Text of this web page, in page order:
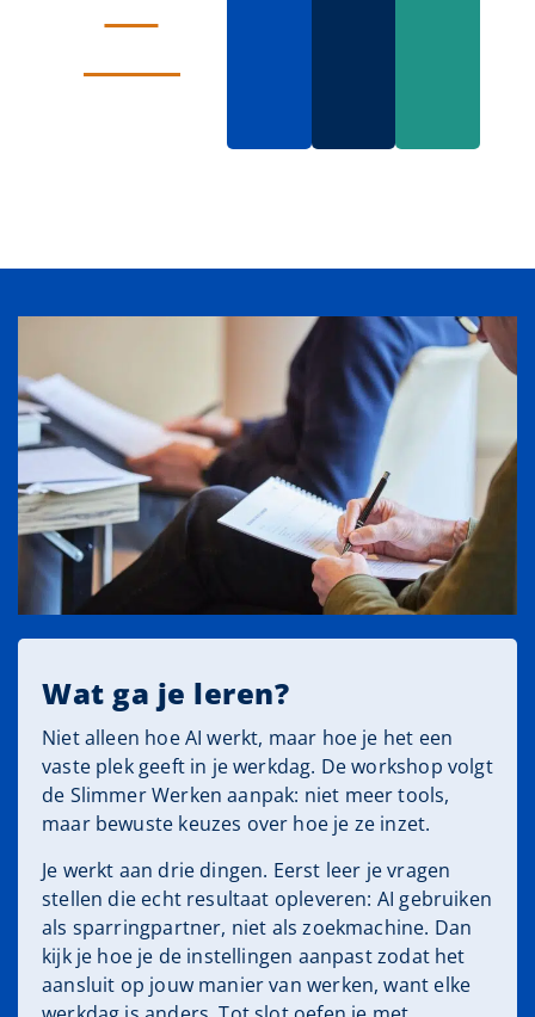
Wat ga je leren?
Niet alleen hoe AI werkt, maar hoe je het een
vaste plek geeft in je werkdag. De workshop volgt
de Slimmer Werken aanpak: niet meer tools,
maar bewuste keuzes over hoe je ze inzet.
Je werkt aan drie dingen. Eerst leer je vragen
stellen die echt resultaat opleveren: AI gebruiken
als sparringpartner, niet als zoekmachine. Dan
kijk je hoe je de instellingen aanpast zodat het
aansluit op jouw manier van werken, want elke